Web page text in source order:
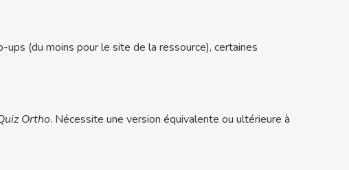
(du moins pour le site de la ressource), certaines
Ortho. Nécessite une version équivalente ou ultérieure à